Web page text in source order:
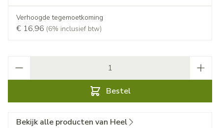
Verhoogde tegemoetkoming
€ 16,96 (6% inclusief btw)
Bestel
Bekijk alle producten van Heel